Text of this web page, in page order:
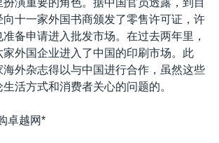
演重要的角色。据中国官员透露，到目
十一家外国书商颁发了零售许可证，许
备申请进入批发市场。在过去两年里，
家外国企业进入了中国的印刷市场。此
外杂志得以与中国进行合作，虽然这些
活方式和消费者关心的问题的。
卓越网*